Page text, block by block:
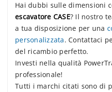
Hai dubbi sulle dimensioni
escavatore CASE? Il nostro
a tua disposizione per una
personalizzata. Contattaci
del ricambio perfetto.
Investi nella qualità
professionale!
Tutti i marchi citati sono di